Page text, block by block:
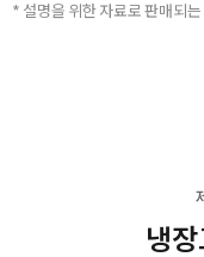
* 설명을 위한 자료로 판매되
냉